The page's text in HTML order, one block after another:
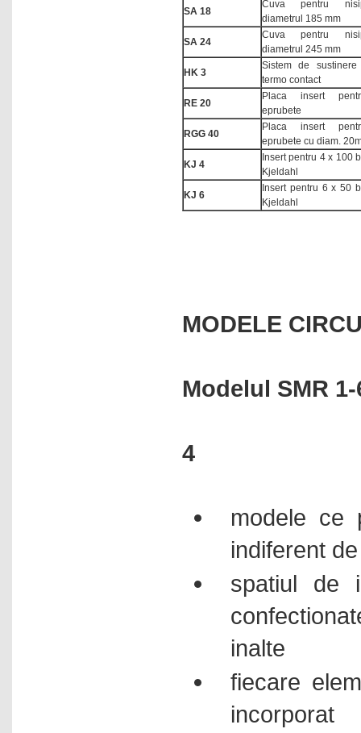
SA 18
Cuva pentru
diametrul 185 mm
SA 24
Cuva pentru
diametrul 245 mm
HK 3
Sistem de sustinere
termo contact
RE 20
Placa insert
eprubete
RGG 40
Placa insert
eprubete cu diam.
KJ 4
Insert pentru 4 x 100
Kjeldahl
KJ 6
Insert pentru 6 x 50
Kjeldahl
MODELE
Modelul SMR 1-
4
modele ce
indiferent
spatiul de
inalte
fiecare
incorporat